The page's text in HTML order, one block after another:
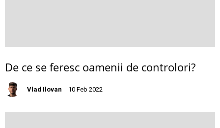
De ce se feresc oamenii de controlori?
Vlad Ilovan 10 Feb 2022